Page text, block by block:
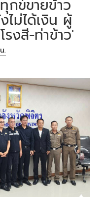
กข์ขายข้าว
ม่ได้เงิน ผู้
งสี-ท่าข้าว'
.